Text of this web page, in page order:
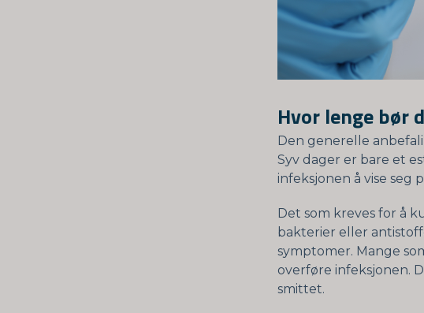
Hvor lenge bør
Den generelle
Syv dager er bare et
infeksjonen å vise seg
Det som kreves for å
bakterier eller
symptomer. Mange
overføre infeksjonen.
smittet.